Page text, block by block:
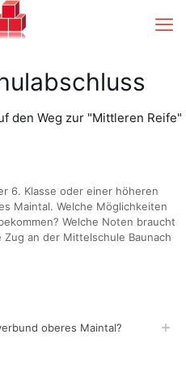
den Weg zur "Mittleren Reife"
6. Klasse oder einer höheren
Maintal. Welche Möglichkeiten
Welche Noten braucht
an der Mittelschule Baunach
oberes Maintal?